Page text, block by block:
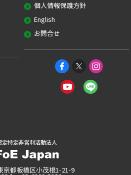
個人情報保護方針
English
お問合せ
定特定非営利活動法人
都板橋区小茂根1-21-9